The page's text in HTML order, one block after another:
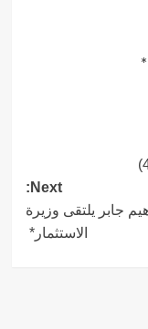
Next:
جابر يلتقى وزيرة
الاستثمار*